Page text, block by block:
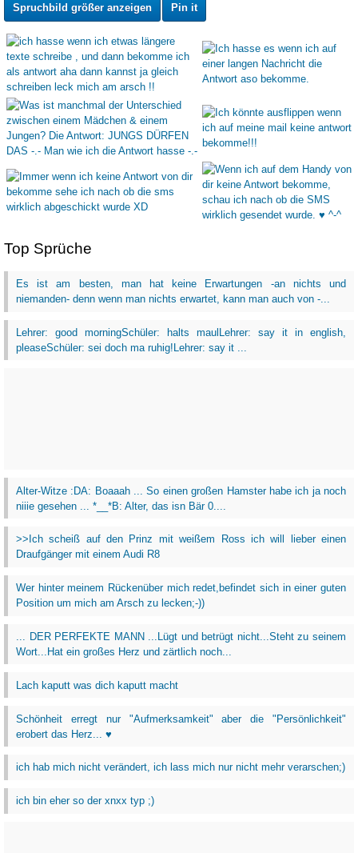
Spruchbild größer anzeigen Pin it
Top Sprüche
Es ist am besten, man hat keine Erwartungen -an nichts und
niemanden- denn wenn man nichts erwartet, kann man auch von -...
Lehrer: good morningSchüler: halts maulLehrer: say it in english,
pleaseSchüler: sei doch ma ruhig!Lehrer: say it ...
Alter-Witze :DA: Boaaah ... So einen großen Hamster habe ich ja noch
niiie gesehen ... *__*B: Alter, das isn Bär 0....
>>Ich scheiß auf den Prinz mit weißem Ross ich will lieber einen
Draufgänger mit einem Audi R8
Wer hinter meinem Rückenüber mich redet,befindet sich in einer guten
Position um mich am Arsch zu lecken;-))
... DER PERFEKTE MANN ...Lügt und betrügt nicht...Steht zu seinem
Wort...Hat ein großes Herz und zärtlich noch...
Lach kaputt was dich kaputt macht
Schönheit erregt nur "Aufmerksamkeit" aber die "Persönlichkeit"
erobert das Herz... ♥
ich hab mich nicht verändert, ich lass mich nur nicht mehr verarschen;)
ich bin eher so der xnxx typ ;)